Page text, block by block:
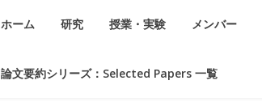
ホーム 研究 授業・実験 メンバー
論文要約シリーズ：Selected Papers 一覧